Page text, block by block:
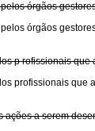
órgãos
órgãos
p rofissionais
profissionais
a serem